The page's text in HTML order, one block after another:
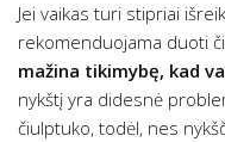
Jei vaikas turi stipriai
rekomenduojama duoti
mažina tikimybę, kad
nykštį yra didesnė
čiulptuko, todėl, nes